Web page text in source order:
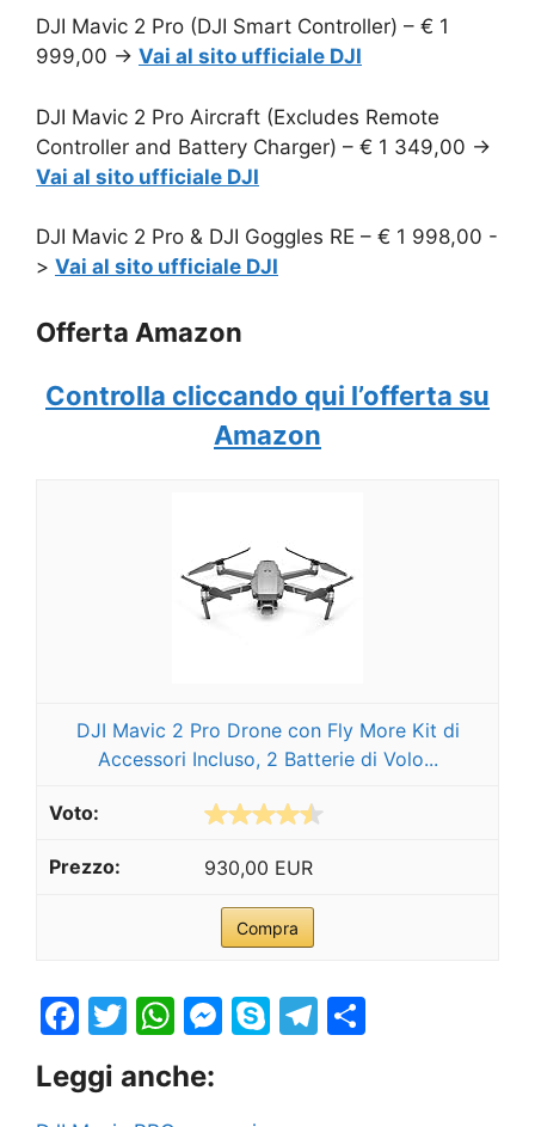
DJI Mavic 2 Pro (DJI Smart Controller) – € 1
999,00 -> Vai al sito ufficiale DJI
DJI Mavic 2 Pro Aircraft (Excludes Remote
Controller and Battery Charger) – € 1 349,00 ->
Vai al sito ufficiale DJI
DJI Mavic 2 Pro & DJI Goggles RE – € 1 998,00 -
> Vai al sito ufficiale DJI
Offerta Amazon
Controlla cliccando qui l’offerta su
Amazon
DJI Mavic 2 Pro Drone con Fly More Kit di
Accessori Incluso, 2 Batterie di Volo...
930,00 EUR
Compra
F
c
T
itt
W
h
at
M S
T
Leggi anche: